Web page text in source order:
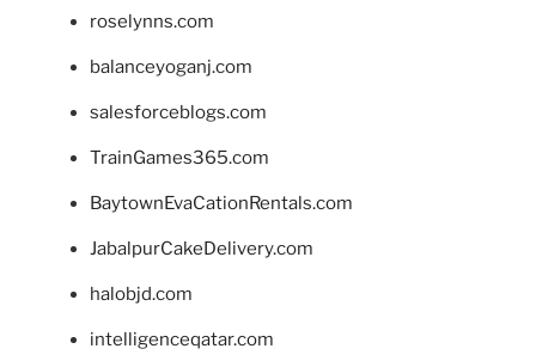
roselynns.com
balanceyoganj.com
salesforceblogs.com
TrainGames365.com
BaytownEvaCationRentals.com
JabalpurCakeDelivery.com
halobjd.com
intelligenceqatar.com